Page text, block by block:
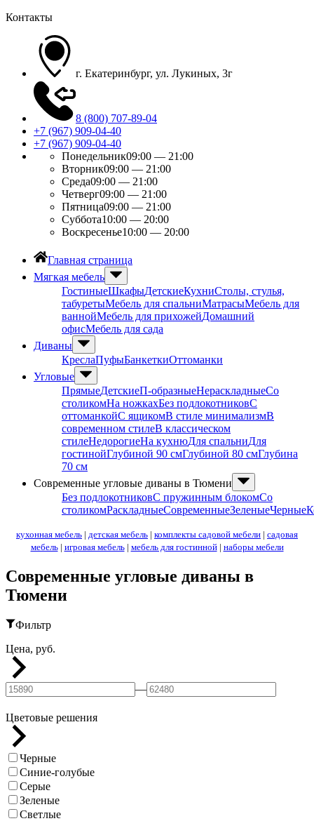
Контакты
г. Екатеринбург, ул. Лукиных, 3г
8 (800) 707-89-04
+7 (967) 909-04-40
+7 (967) 909-04-40
Понедельник09:00 — 21:00
Вторник09:00 — 21:00
Среда09:00 — 21:00
Четверг09:00 — 21:00
Пятница09:00 — 21:00
Суббота10:00 — 20:00
Воскресенье10:00 — 20:00
Главная страница
Мягкая мебель
ГостиныеШкафыДетскиеКухниСтолы, стулья,
табуретыМебель для спальниМатрасыМебель для
ваннойМебель для прихожейДомашний
офисМебель для сада
Диваны
КреслаПуфыБанкеткиОттоманки
Угловые
ПрямыеДетскиеП-образныеНераскладныеСо
столикомНа ножкахБез подлокотниковС
оттоманкойС ящикомВ стиле минимализмВ
современном стилеВ классическом
стилеНедорогиеНа кухнюДля спальниДля
гостинойГлубиной 90 смГлубиной 80 смГлубина
70 см
Современные угловые диваны в Тюмени
Без подлокотниковС пружинным блокомСо
столикомРаскладныеСовременныеЗеленыеЧерные
кухонная мебель | детская мебель | комплекты садовой мебели | садовая
мебель| игровая мебель| мебель для гостинной| наборы мебели
Современные угловые диваны в
Тюмени
Фильтр
Цена, руб.
—
Цветовые решения
Черные
Синие-голубые
Серые
Зеленые
Светлые